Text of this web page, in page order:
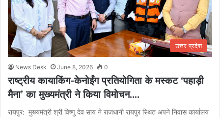
उत्तर प्रदेश
News Desk June 8, 2026 0
राष्ट्रीय कायाकिंग-केनोईंग प्रतियोगिता के मस्कट ‘पहाड़ी
मैना’ का मुख्यमंत्री ने किया विमोचन….
रायपुर: मुख्यमंत्री श्री विष्णु देव साय ने राजधानी रायपुर स्थित अपने निवास कार्यालय